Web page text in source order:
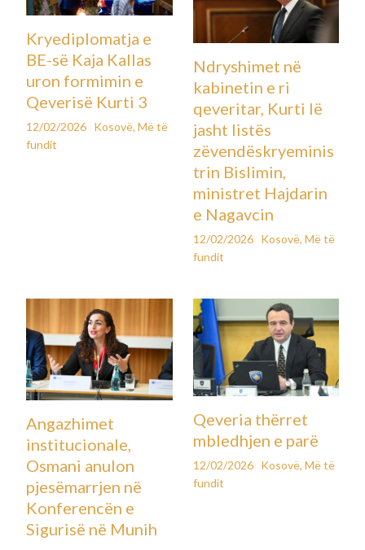
Kryediplomatja e
BE-së Kaja Kallas
uron formimin e
Qeverisë Kurti 3
12/02/2026 Kosovë,Më të
fundit
Ndryshimet në
kabinetin e ri
qeveritar, Kurti lë
jasht listës
zëvendëskryeminis
trin Bislimin,
ministret Hajdarin
e Nagavcin
12/02/2026 Kosovë, Më të
fundit
Angazhimet
institucionale,
Osmani anulon
pjesëmarrjen në
Konferencën e
Sigurisë në Munih
Qeveria thërret
mbledhjen e parë
12/02/2026 Kosovë, Më të
fundit